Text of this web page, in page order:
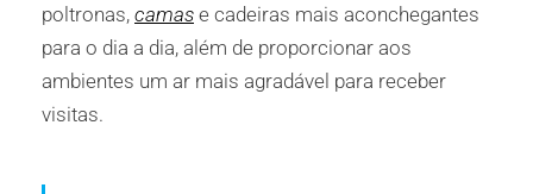
poltronas, camas e cadeiras mais aconchegantes
para o dia a dia, além de proporcionar aos
ambientes um ar mais agradável para receber
visitas.